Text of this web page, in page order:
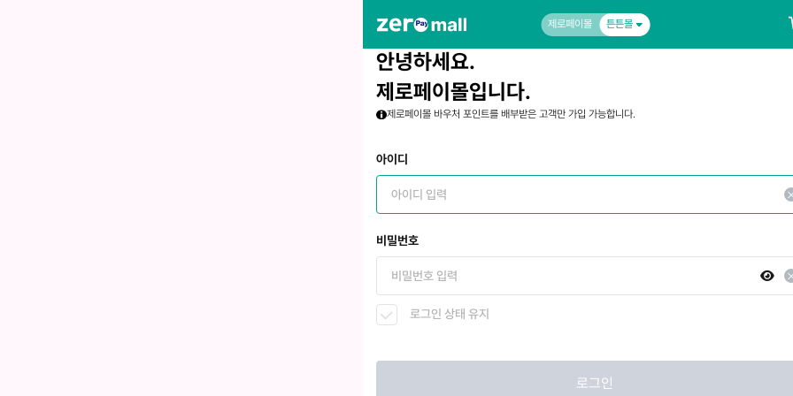
제로페이몰 튼튼몰
안녕하세요.
제로페이몰입니다.
제로페이몰 바우처 포인트를 배부받은 고객만 가입 가능합니다.
아이디
비밀번호
로그인 상태 유지
로그인